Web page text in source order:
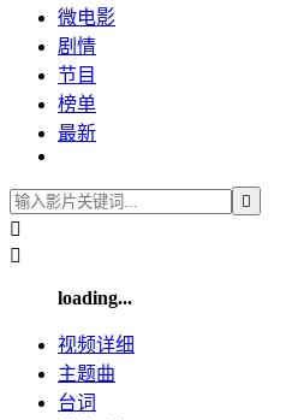
微电影
剧情
节目
榜单
最新



loading...
视频详细
主题曲
台词